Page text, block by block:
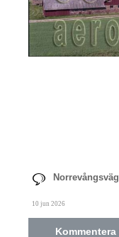
10 jun 2026
Kommentera